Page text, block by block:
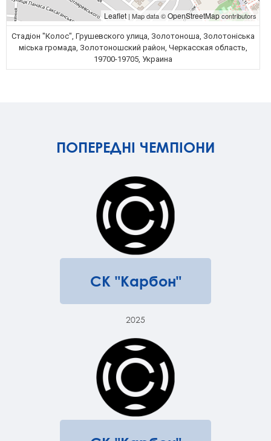
Leaflet | Map data ©OpenStreetMapcontributors
Стадіон "Колос", Грушевского улица, Золотоноша, Золотоніська
міська громада, Золотоношский район, Черкасская область,
19700-19705, Украина
ПОПЕРЕДНІ ЧЕМПІОНИ
СК "Карбон"
2025